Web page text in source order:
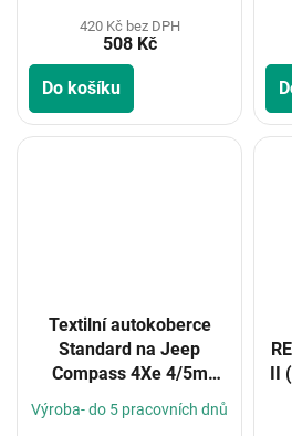
420 Kč bez DPH
508 Kč
Do košíku
Textilní autokoberce
Standard na Jeep
Compass 4Xe 4/5m
Výroba- do 5 pracovních dnů